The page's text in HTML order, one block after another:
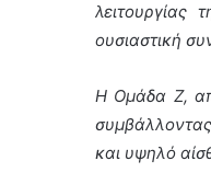
λειτουργίας
ουσιαστική
Η Ομάδα Ζ,
και υψηλό